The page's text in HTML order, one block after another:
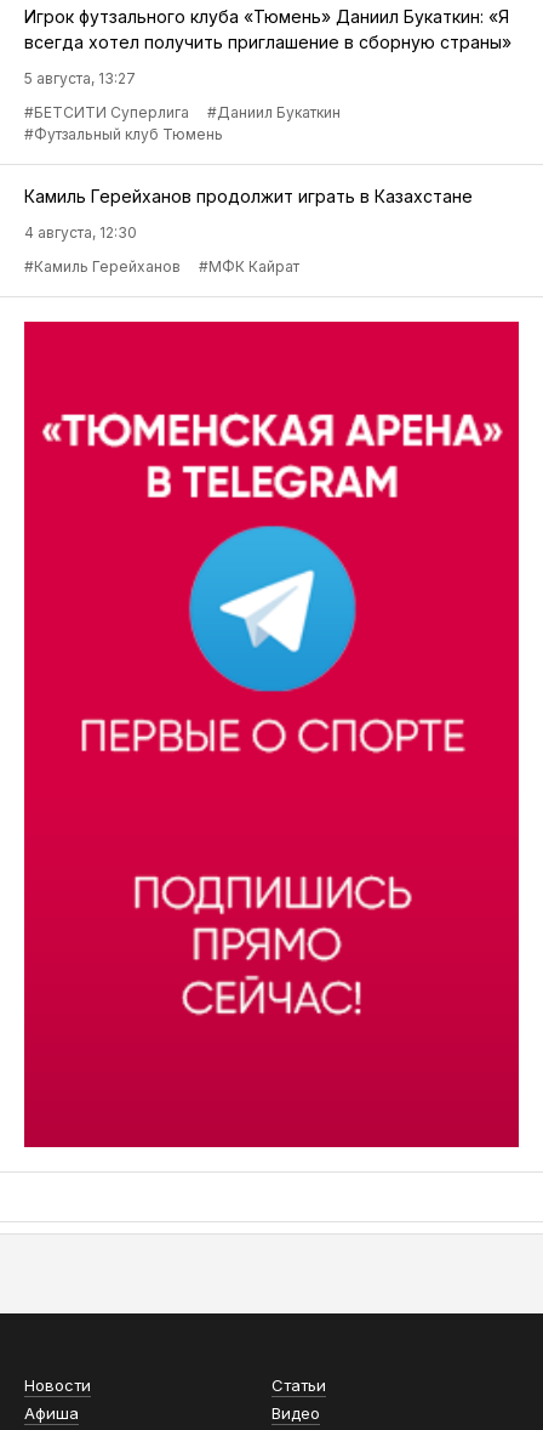
Игрок футзального клуба «Тюмень» Даниил Букаткин: «Я
всегда хотел получить приглашение в сборную страны»
5 августа, 13:27
#БЕТСИТИ Суперлига
#Даниил Букаткин
#Футзальный клуб Тюмень
Камиль Герейханов продолжит играть в Казахстане
4 августа, 12:30
#Камиль Герейханов
#МФК Кайрат
Новости
Статьи
Афиша
Видео